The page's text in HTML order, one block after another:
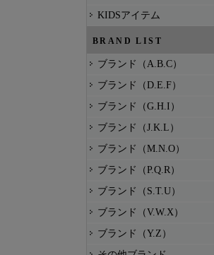
KIDSアイテム
BRAND LIST
ブランド（A.B.C）
ブランド（D.E.F）
ブランド（G.H.I）
ブランド（J.K.L）
ブランド（M.N.O）
ブランド（P.Q.R）
ブランド（S.T.U）
ブランド（V.W.X）
ブランド（Y.Z）